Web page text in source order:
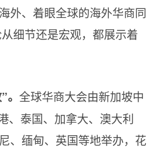
外、着眼全球的海外华商同
细节还是宏观，都展示着
全球华商大会由新加坡中
、泰国、加拿大、澳大利
、缅甸、英国等地举办，花